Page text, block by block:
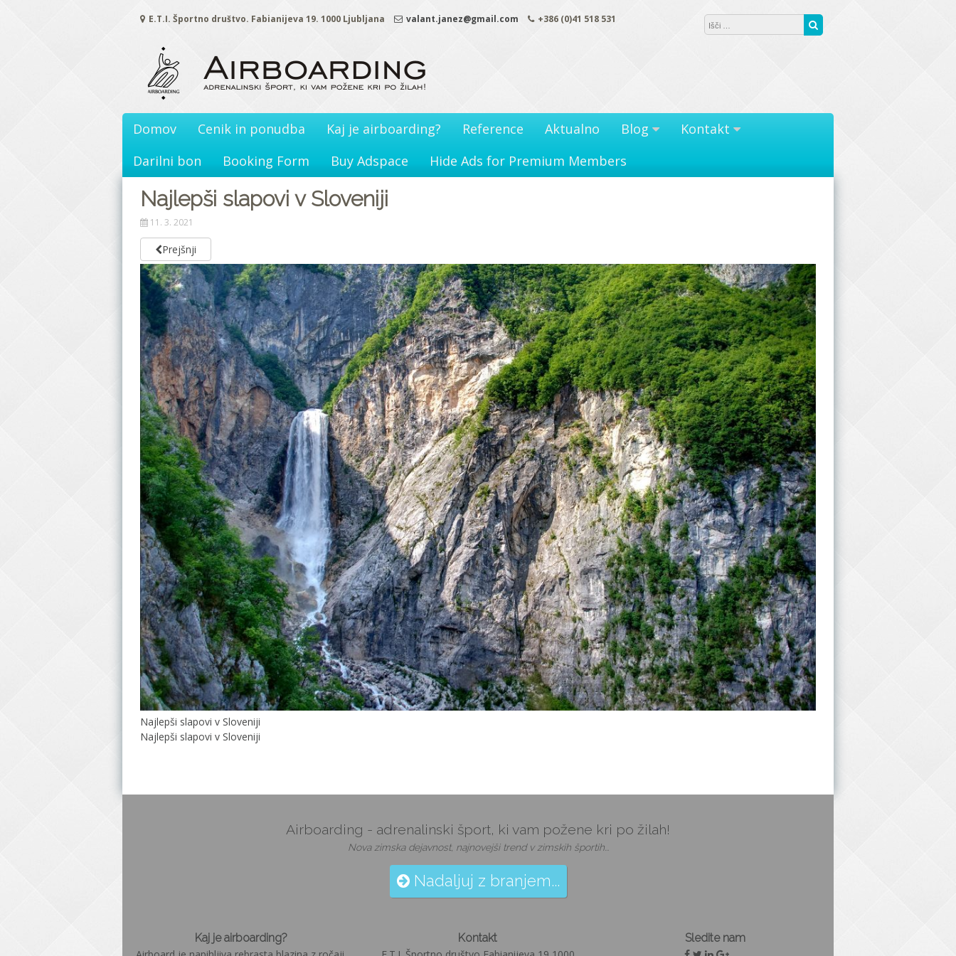
E.T.I. Športno društvo. Fabianijeva 19. 1000 Ljubljana valant.janez@gmail.com +386 (0)41 518 531
Domov Cenik in ponudba Kaj je airboarding? Reference Aktualno Blog
Kontakt
Darilni bon
Booking Form Buy Adspace Hide Ads for Premium Members
Najlepši slapovi v Sloveniji
11. 3. 2021
Prejšnji
Najlepši slapovi v Sloveniji
Najlepši slapovi v Sloveniji
Airboarding - adrenalinski šport, ki vam požene kri po žilah!
Nova zimska dejavnost, najnovejši trend v zimskih športih...
Nadaljuj z branjem...
Kaj je airboarding?
Kontakt
Sledite nam